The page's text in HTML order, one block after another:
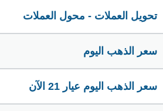
تحويل العملات - محول العملات
سعر الذهب اليوم
سعر الذهب اليوم عيار 21 الآن